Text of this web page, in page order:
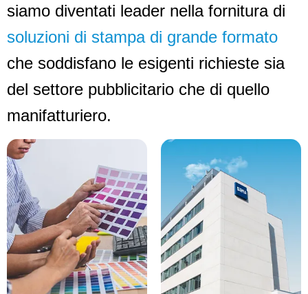
siamo diventati leader nella fornitura di
soluzioni di stampa di grande formato
che soddisfano le esigenti richieste sia
del settore pubblicitario che di quello
manifatturiero.